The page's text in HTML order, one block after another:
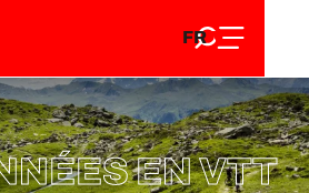
FR
EN
DE
EN VTT